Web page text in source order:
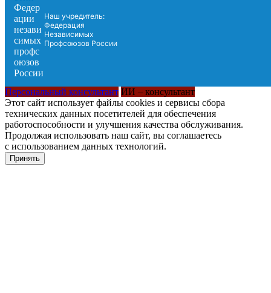
Наш учредитель:
Федерация
Независимых
Профсоюзов России
Персональный консультант ИИ – консультант
Этот сайт использует файлы cookies и сервисы сбора
технических данных посетителей для обеспечения
работоспособности и улучшения качества обслуживания.
Продолжая использовать наш сайт, вы соглашаетесь
с использованием данных технологий.
Принять